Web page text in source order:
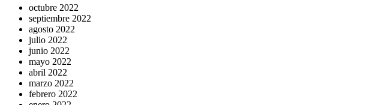
octubre 2022
septiembre 2022
agosto 2022
julio 2022
junio 2022
mayo 2022
abril 2022
marzo 2022
febrero 2022